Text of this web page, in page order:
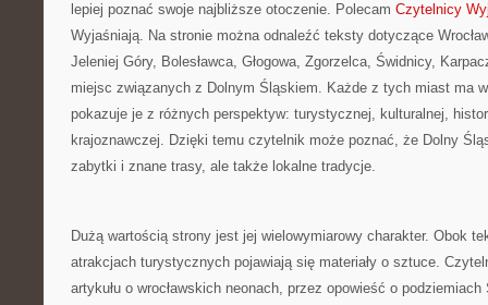
lepiej poznać swoje najbliższe otoczenie. Polecam Czytelnicy
Wyjaśniają. Na stronie można odnaleźć teksty dotyczące
Jeleniej Góry, Bolesławca, Głogowa, Zgorzelca, Świdnicy,
miejsc związanych z Dolnym Śląskiem. Każde z tych miast ma
pokazuje je z różnych perspektyw: turystycznej, kulturalnej,
krajoznawczej. Dzięki temu czytelnik może poznać, że Dolny
zabytki i znane trasy, ale także lokalne tradycje.
Dużą wartością strony jest jej wielowymiarowy charakter. Obok
atrakcjach turystycznych pojawiają się materiały o sztuce.
artykułu o wrocławskich neonach, przez opowieść o